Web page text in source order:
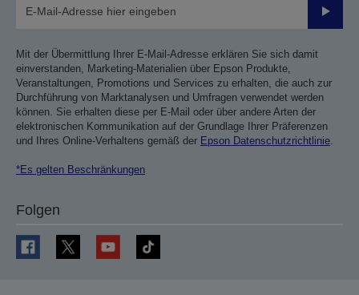
Mit der Übermittlung Ihrer E-Mail-Adresse erklären Sie sich damit
einverstanden, Marketing-Materialien über Epson Produkte,
Veranstaltungen, Promotions und Services zu erhalten, die auch zur
Durchführung von Marktanalysen und Umfragen verwendet werden
können. Sie erhalten diese per E-Mail oder über andere Arten der
elektronischen Kommunikation auf der Grundlage Ihrer Präferenzen
und Ihres Online-Verhaltens gemäß der Epson Datenschutzrichtlinie.
*Es gelten Beschränkungen
Folgen